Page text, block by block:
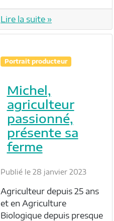
Lire la suite »
Portrait producteur
Michel,
agriculteur
passionné,
présente sa
ferme
Publié le 28 janvier 2023
Agriculteur depuis 25 ans
et en Agriculture
Biologique depuis presque